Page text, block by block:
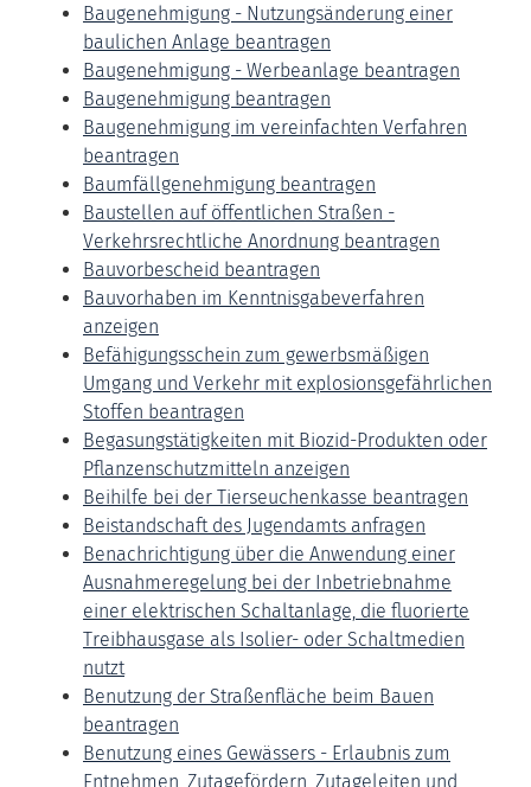
Baugenehmigung - Nutzungsänderung einer
baulichen Anlage beantragen
Baugenehmigung - Werbeanlage beantragen
Baugenehmigung beantragen
Baugenehmigung im vereinfachten Verfahren
beantragen
Baumfällgenehmigung beantragen
Baustellen auf öffentlichen Straßen -
Verkehrsrechtliche Anordnung beantragen
Bauvorbescheid beantragen
Bauvorhaben im Kenntnisgabeverfahren
anzeigen
Befähigungsschein zum gewerbsmäßigen
Umgang und Verkehr mit explosionsgefährlichen
Stoffen beantragen
Begasungstätigkeiten mit Biozid-Produkten oder
Pflanzenschutzmitteln anzeigen
Beihilfe bei der Tierseuchenkasse beantragen
Beistandschaft des Jugendamts anfragen
Benachrichtigung über die Anwendung einer
Ausnahmeregelung bei der Inbetriebnahme
einer elektrischen Schaltanlage, die fluorierte
Treibhausgase als Isolier- oder Schaltmedien
nutzt
Benutzung der Straßenfläche beim Bauen
beantragen
Benutzung eines Gewässers - Erlaubnis zum
Entnehmen, Zutagefördern, Zutageleiten und